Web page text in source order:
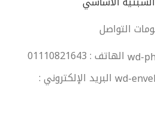
التواصل
الهاتف : 01110821643
البريد الإلكتروني :